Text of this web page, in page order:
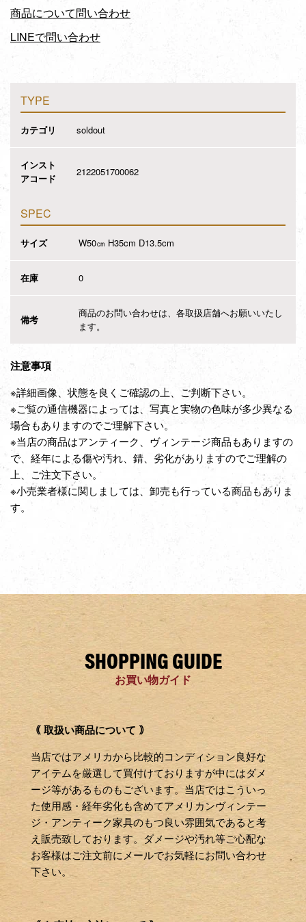
商品について問い合わせ
LINEで問い合わせ
TYPE
カテゴリ soldout
インスト
アコード
2122051700062
SPEC
サイズ W50㎝ H35cm D13.5cm
在庫 0
備考
商品のお問い合わせは、各取扱店舗へお願いいたし
ます。
注意事項
※詳細画像、状態を良くご確認の上、ご判断下さい。
※ご覧の通信機器によっては、写真と実物の色味が多少異なる
場合もありますのでご理解下さい。
※当店の商品はアンティーク、ヴィンテージ商品もありますの
で、経年による傷や汚れ、錆、劣化がありますのでご理解の
上、ご注文下さい。
※小売業者様に関しましては、卸売も行っている商品もありま
す。
SHOPPING GUIDE
お買い物ガイド
｟ 取扱い商品について ｠
当店ではアメリカから比較的コンディション良好な
アイテムを厳選して買付けておりますが中にはダメ
ージ等があるものもございます。当店ではこういっ
た使用感・経年劣化も含めてアメリカンヴィンテー
ジ・アンティーク家具のもつ良い雰囲気であると考
え販売致しております。ダメージや汚れ等ご心配な
お客様はご注文前にメールでお気軽にお問い合わせ
下さい。